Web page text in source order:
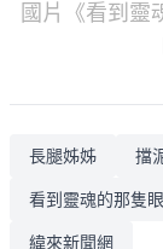
國片《看到靈
長腿姊姊 擋
看到靈魂的那隻
緯來新聞網